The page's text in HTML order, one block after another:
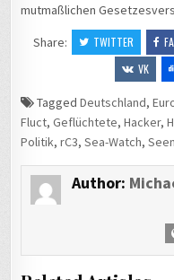
mutmaßlichen
Share:
TWITTER
VK
TaggedDeutschland,
Fluct,Geflüchtete,Hacker,
Politik,rC3,Sea-Watch,
Author: